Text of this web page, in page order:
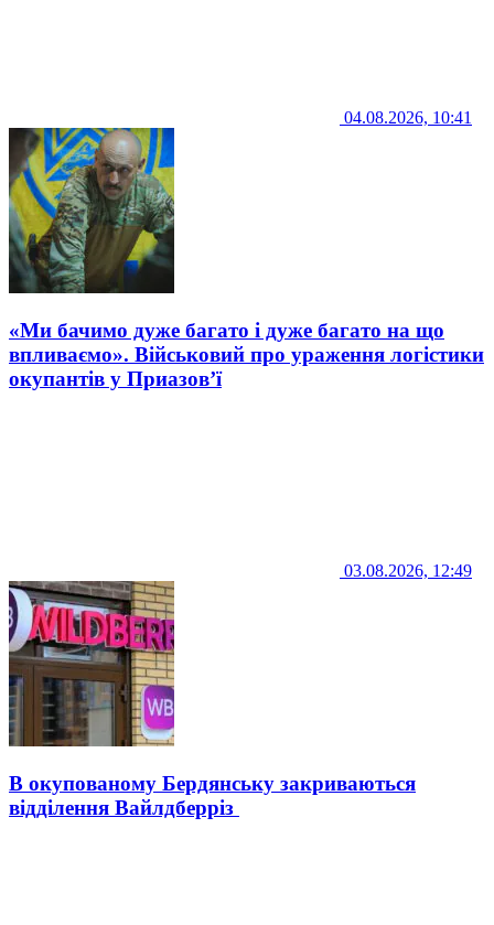
04.08.2026, 10:41
«Ми бачимо дуже багато і дуже багато на що
впливаємо». Військовий про ураження логістики
окупантів у Приазов’ї
03.08.2026, 12:49
В окупованому Бердянську закриваються
відділення Вайлдберріз